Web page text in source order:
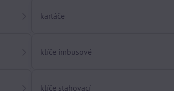
kartáče
klíče imbusové
klíče stahovací